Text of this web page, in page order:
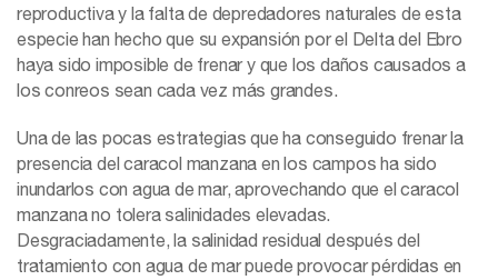
reproductiva y la falta de depredadores naturales de esta
especie han hecho que su expansión por el Delta del Ebro
haya sido imposible de frenar y que los daños causados a
los conreos sean cada vez más grandes.
Una de las pocas estrategias que ha conseguido frenar la
presencia del caracol manzana en los campos ha sido
inundarlos con agua de mar, aprovechando que el caracol
manzana no tolera salinidades elevadas.
Desgraciadamente, la salinidad residual después del
tratamiento con agua de mar puede provocar pérdidas en